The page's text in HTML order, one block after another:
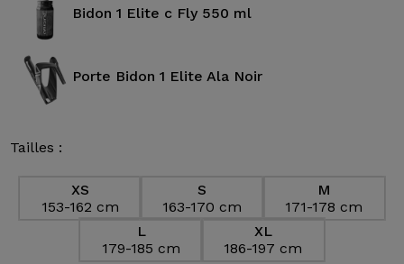
Bidon 1 Elite c Fly 550 ml
Porte Bidon 1 Elite Ala Noir
Tailles :
XS
153-162 cm
S
163-170 cm
M
171-178 cm
L
179-185 cm
XL
186-197 cm